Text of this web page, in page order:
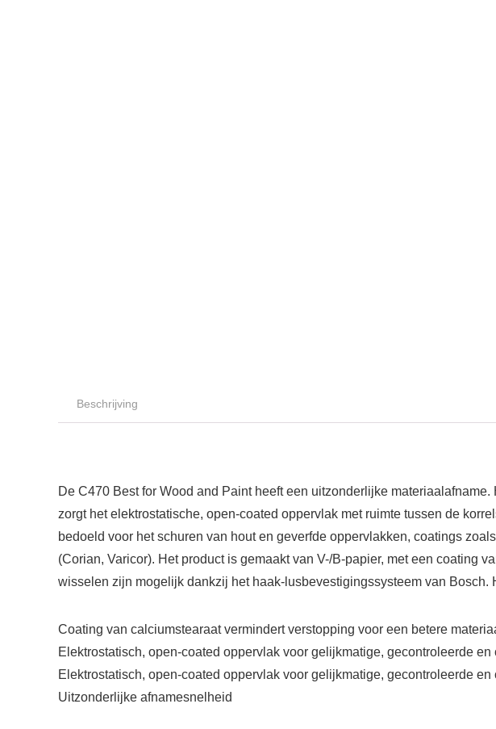
Beschrijving
De C470 Best for Wood and Paint heeft een uitzonderlijke
zorgt het elektrostatische, open-coated oppervlak met ruimte tussen de
bedoeld voor het schuren van hout en geverfde oppervlakken, coatings
(Corian, Varicor). Het product is gemaakt van V-/B-papier, met een coating
wisselen zijn mogelijk dankzij het haak-lusbevestigingssysteem van
Coating van calciumstearaat vermindert verstopping voor een betere
Elektrostatisch, open-coated oppervlak voor gelijkmatige, gecontroleerde
Elektrostatisch, open-coated oppervlak voor gelijkmatige, gecontroleerde
Uitzonderlijke afnamesnelheid